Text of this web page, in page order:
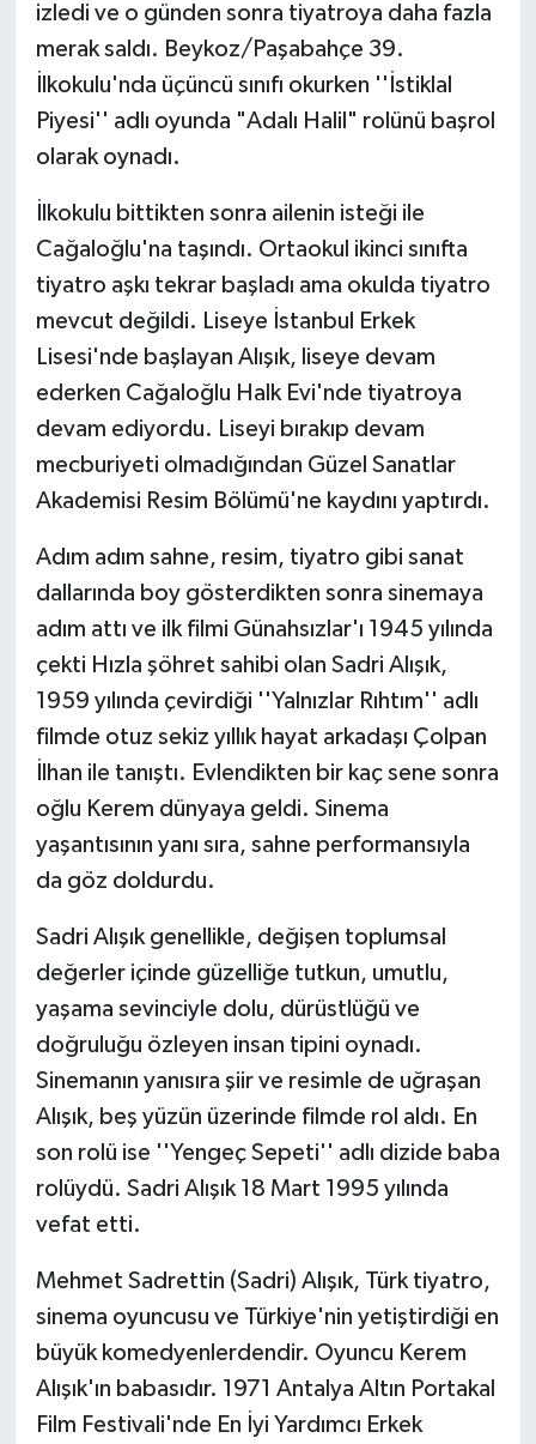
izledi ve o günden sonra tiyatroya daha fazla
merak saldı. Beykoz/Paşabahçe 39.
İlkokulu'nda üçüncü sınıfı okurken ''İstiklal
Piyesi'' adlı oyunda "Adalı Halil" rolünü başrol
olarak oynadı.
İlkokulu bittikten sonra ailenin isteği ile
Cağaloğlu'na taşındı. Ortaokul ikinci sınıfta
tiyatro aşkı tekrar başladı ama okulda tiyatro
mevcut değildi. Liseye İstanbul Erkek
Lisesi'nde başlayan Alışık, liseye devam
ederken Cağaloğlu Halk Evi'nde tiyatroya
devam ediyordu. Liseyi bırakıp devam
mecburiyeti olmadığından Güzel Sanatlar
Akademisi Resim Bölümü'ne kaydını yaptırdı.
Adım adım sahne, resim, tiyatro gibi sanat
dallarında boy gösterdikten sonra sinemaya
adım attı ve ilk filmi Günahsızlar'ı 1945 yılında
çekti Hızla şöhret sahibi olan Sadri Alışık,
1959 yılında çevirdiği ''Yalnızlar Rıhtım'' adlı
filmde otuz sekiz yıllık hayat arkadaşı Çolpan
İlhan ile tanıştı. Evlendikten bir kaç sene sonra
oğlu Kerem dünyaya geldi. Sinema
yaşantısının yanı sıra, sahne performansıyla
da göz doldurdu.
Sadri Alışık genellikle, değişen toplumsal
değerler içinde güzelliğe tutkun, umutlu,
yaşama sevinciyle dolu, dürüstlüğü ve
doğruluğu özleyen insan tipini oynadı.
Sinemanın yanısıra şiir ve resimle de uğraşan
Alışık, beş yüzün üzerinde filmde rol aldı. En
son rolü ise ''Yengeç Sepeti'' adlı dizide baba
rolüydü. Sadri Alışık 18 Mart 1995 yılında
vefat etti.
Mehmet Sadrettin (Sadri) Alışık, Türk tiyatro,
sinema oyuncusu ve Türkiye'nin yetiştirdiği en
büyük komedyenlerdendir. Oyuncu Kerem
Alışık'ın babasıdır. 1971 Antalya Altın Portakal
Film Festivali'nde En İyi Yardımcı Erkek